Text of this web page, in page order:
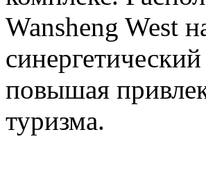
Wansheng West
повышая
туризма.